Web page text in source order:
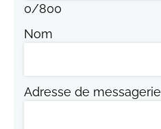
0/800
Nom
Adresse de messagerie